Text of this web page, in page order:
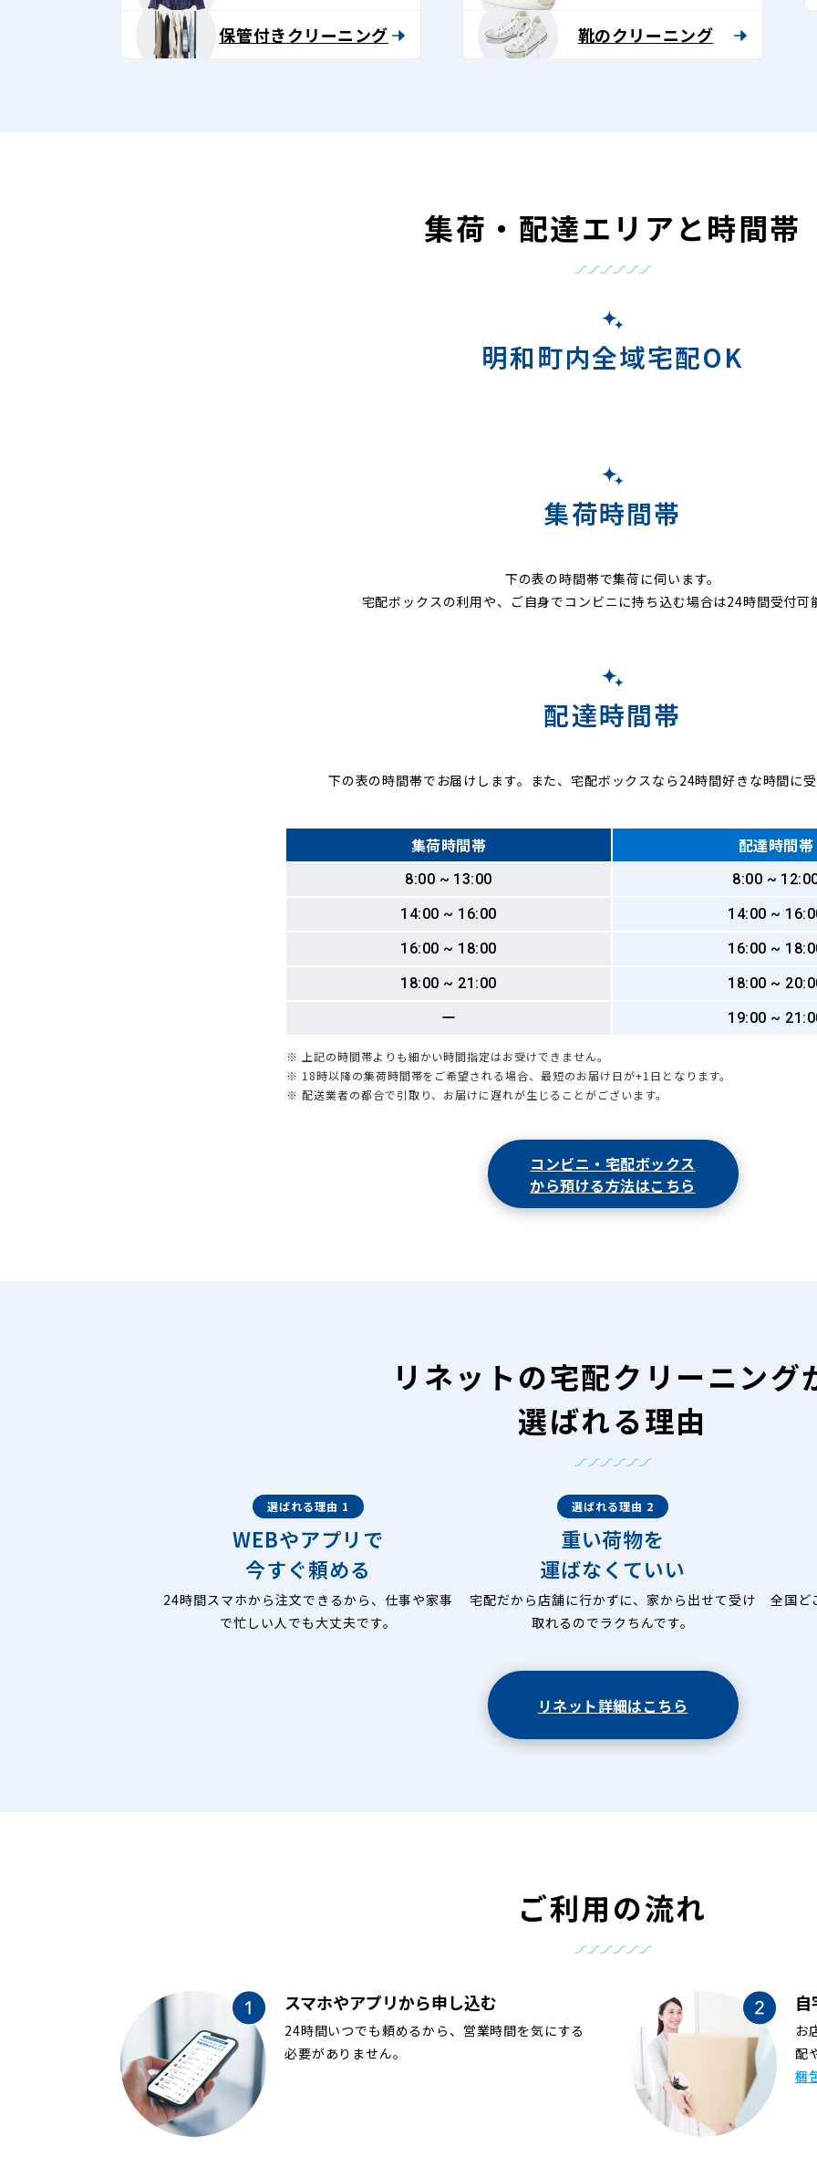
保管付きクリーニング 靴のクリーニング
集荷・配達エリアと時間帯
明和町内全域宅配OK
集荷時間帯
下の表の時間帯で集荷に伺います。
宅配ボックスの利用や、ご自身でコンビニに持ち込む場合は24時間受付可
配達時間帯
下の表の時間帯でお届けします。また、宅配ボックスなら24時間好きな時間に受
集荷時間帯 配達時間帯
8:00 ~ 13:00
8:00 ~
14:00 ~ 16:00
14:00 ~
16:00 ~ 18:00
16:00 ~
18:00 ~ 21:00
18:00 ~
ー
19:00 ~
※ 上記の時間帯よりも細かい時間指定はお受けできません。
※ 18時以降の集荷時間帯をご希望される場合、最短のお届け日が+1日となります。
※ 配送業者の都合で引取り、お届けに遅れが生じることがございます。
コンビニ・宅配ボックス
から預ける方法はこちら
リネットの宅配クリーニング
選ばれる理由
選ばれる理由 1
WEBやアプリで
今すぐ頼める
24時間スマホから注文できるから、仕事や家事
で忙しい人でも大丈夫です。
選ばれる理由 2
重い荷物を
運ばなくていい
宅配だから店舗に行かずに、家から出せて受け
取れるのでラクちんです。
全国ど
リネット詳細はこちら
ご利用の流れ
スマホやアプリから申し込む
24時間いつでも頼めるから、営業時間を気にする
必要がありません。
お
配
梱